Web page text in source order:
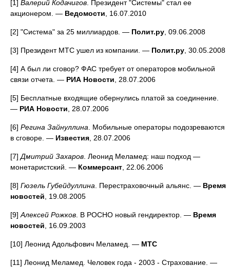
[1] Валерий Кодачигов . Президент "Системы" стал ее
акционером. — Ведомости , 16.07.2010
[2] "Система" за 25 миллиардов. — Полит.ру , 09.06.2008
[3] Президент МТС ушел из компании. — Полит.ру , 30.05.2008
[4] А был ли сговор? ФАС требует от операторов мобильной
связи отчета. — РИА Новости , 28.07.2006
[5] Бесплатные входящие обернулись платой за соединение.
— РИА Новости , 28.07.2006
[6] Регина Зайнуллина . Мобильные операторы подозреваются
в сговоре. — Известия , 28.07.2006
[7] Дмитрий Захаров . Леонид Меламед: наш подход —
монетаристский. — Коммерсант , 22.06.2006
[8] Гюзель Губейдуллина . Перестраховочный альянс. — Время
новостей , 19.08.2005
[9] Алексей Рожков . В РОСНО новый гендиректор. — Время
новостей , 16.09.2003
[10] Леонид Адольфович Меламед. — МТС
[11] Леонид Меламед. Человек года - 2003 - Страхование. —